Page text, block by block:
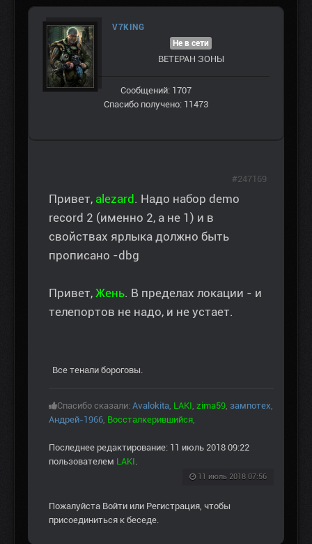
V7KING
Не в сети
ВЕТЕРАН ЗOНЫ
Сообщений: 1707
Спасибо получено: 11473
Привет, alezard. Надо набор demo
record 2 (именно 2, а не 1) и в
свойствах ярлыка должно быть
прописано -dbg
Привет, Жень. В пределах локации - и
телепортов не надо, и не устает.
Все тенали бороговы.
Спасибо сказали: Avalokita LAKI zima59 зампотех
Андрей-1966 Воссталкерившийся
Последнее редактирование: 11 июль 2018 09:22
пользователем LAKI
11 июль 2018 07:56
#247169
Пожалуйста Войти или Регистрация , чтобы
присоединиться к беседе.